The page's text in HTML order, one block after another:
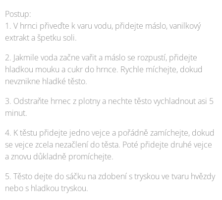
Postup:
1. V hrnci přiveďte k varu vodu, přidejte máslo, vanilkový
extrakt a špetku soli.
2. Jakmile voda začne vařit a máslo se rozpustí, přidejte
hladkou mouku a cukr do hrnce. Rychle míchejte, dokud
nevznikne hladké těsto.
3. Odstraňte hrnec z plotny a nechte těsto vychladnout asi 5
minut.
4. K těstu přidejte jedno vejce a pořádně zamíchejte, dokud
se vejce zcela nezačlení do těsta. Poté přidejte druhé vejce
a znovu důkladně promíchejte.
5. Těsto dejte do sáčku na zdobení s tryskou ve tvaru hvězdy
nebo s hladkou tryskou.